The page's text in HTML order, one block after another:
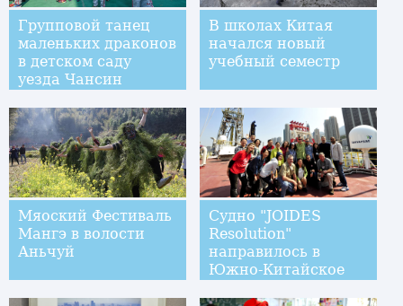
Групповой танец
маленьких драконов
в детском саду
уезда Чансин
В школах Китая
начался новый
учебный семестр
Мяоский Фестиваль
Мангэ в волости
Аньчуй
Судно "JOIDES
Resolution"
направилось в
Южно-Китайское